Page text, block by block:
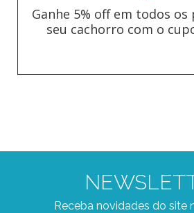
Ganhe 5% off em todos
seu cachorro com o
Receba novidades do site